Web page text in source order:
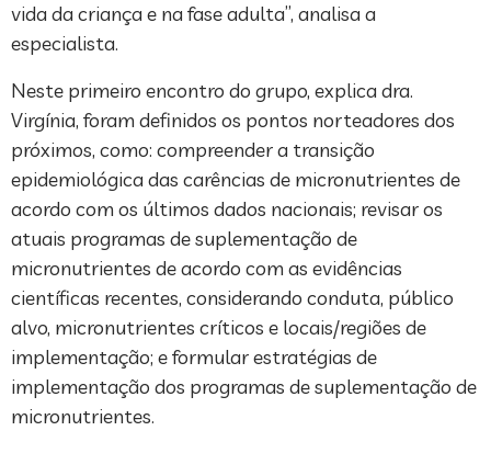
vida da criança e na fase adulta”, analisa a
especialista.
Neste primeiro encontro do grupo, explica dra.
Virgínia, foram definidos os pontos norteadores dos
próximos, como: compreender a transição
epidemiológica das carências de micronutrientes de
acordo com os últimos dados nacionais; revisar os
atuais programas de suplementação de
micronutrientes de acordo com as evidências
científicas recentes, considerando conduta, público
alvo, micronutrientes críticos e locais/regiões de
implementação; e formular estratégias de
implementação dos programas de suplementação de
micronutrientes.